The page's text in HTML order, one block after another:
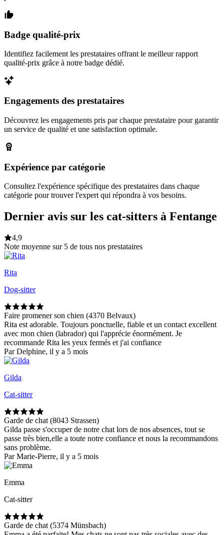
Badge qualité-prix
Identifiez facilement les prestataires offrant le meilleur rapport
qualité-prix grâce à notre badge dédié.
Engagements des prestataires
Découvrez les engagements pris par chaque prestataire pour garantir
un service de qualité et une satisfaction optimale.
Expérience par catégorie
Consultez l'expérience spécifique des prestataires dans chaque
catégorie pour trouver l'expert qui répondra à vos besoins.
Dernier avis sur les cat-sitters à Fentange
4,9
Note moyenne sur 5 de tous nos prestataires
Rita
Dog-sitter
Faire promener son chien (4370 Belvaux)
Rita est adorable. Toujours ponctuelle, fiable et un contact excellent
avec mon chien (labrador) qui l'apprécie énormément. Je
recommande Rita les yeux fermés et j'ai confiance
Par Delphine, il y a 5 mois
Gilda
Cat-sitter
Garde de chat (8043 Strassen)
Gilda passe s'occuper de notre chat lors de nos absences, tout se
passe très bien,elle a toute notre confiance et nous la recommandons
sans problème.
Par Marie-Pierre, il y a 5 mois
Emma
Cat-sitter
Garde de chat (5374 Münsbach)